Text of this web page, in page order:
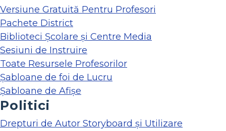
Versiune Gratuită Pentru Profesori
Pachete District
Biblioteci Școlare și Centre Media
Sesiuni de Instruire
Toate Resursele Profesorilor
Șabloane de foi de Lucru
Șabloane de Afișe
Politici
Drepturi de Autor Storyboard și Utilizare